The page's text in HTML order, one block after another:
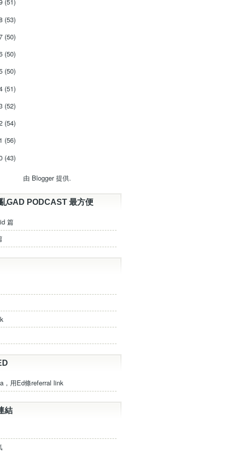
(53)
(50)
(50)
(50)
(51)
(52)
(54)
(56)
(43)
由 Blogger提供.
GAD PODCAST 最方便
篇
，用Ed條referral link
結